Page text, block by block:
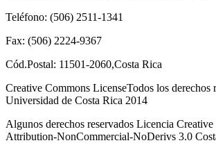
Teléfono: (506) 2511-1341
Fax: (506) 2224-9367
Cód.Postal: 11501-2060,Costa Rica
Creative Commons LicenseTodos los derechos
Universidad de Costa Rica 2014
Algunos derechos reservados Licencia
Attribution-NonCommercial-NoDerivs 3.0